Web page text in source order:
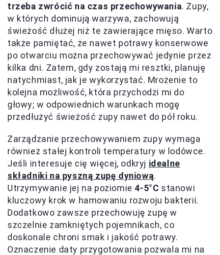
trzeba zwrócić na czas przechowywania. Zupy,
w których dominują warzywa, zachowują
świeżość dłużej niż te zawierające mięso. Warto
także pamiętać, że nawet potrawy konserwowe
po otwarciu można przechowywać jedynie przez
kilka dni. Zatem, gdy zostają mi resztki, planuję
natychmiast, jak je wykorzystać. Mrożenie to
kolejna możliwość, która przychodzi mi do
głowy; w odpowiednich warunkach mogę
przedłużyć świeżość zupy nawet do pół roku.
Zarządzanie przechowywaniem zupy wymaga
również stałej kontroli temperatury w lodówce.
Jeśli interesuje cię więcej, odkryj idealne
składniki na pyszną zupę dyniową.
Utrzymywanie jej na poziomie4-5°C stanowi
kluczowy krok w hamowaniu rozwoju bakterii.
Dodatkowo zawsze przechowuję zupę w
szczelnie zamkniętych pojemnikach, co
doskonale chroni smak i jakość potrawy.
Oznaczenie daty przygotowania pozwala mi na